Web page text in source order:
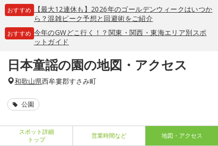
おすすめ
【最大12連休も】2026年のゴールデンウィークはいつか
ら？混雑ピーク予想と回避術をご紹介
おすすめ 今年のGWどこ行く！？関東・関西・東海エリア別スポ
ットガイド
日本童謡の園の地図・アクセス
和歌山県西牟婁郡すさみ町
公園
スポット詳細
トップ
営業時間など 地図・アクセス